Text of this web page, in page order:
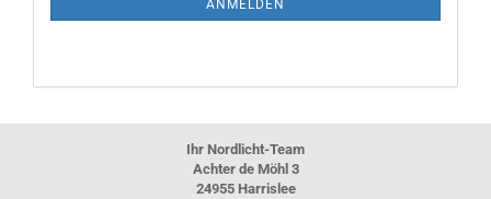
ANMELDEN
Ihr Nordlicht-Team
Achter de Möhl 3
24955 Harrislee